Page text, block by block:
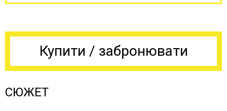
Купити / забронювати
СЮЖЕТ